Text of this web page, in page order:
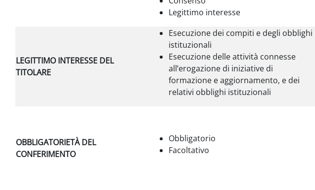
Legittimo interesse
LEGITTIMO INTERESSE DEL
TITOLARE
Esecuzione dei compiti e degli obblighi
istituzionali
Esecuzione delle attività connesse
all’erogazione di iniziative di
formazione e aggiornamento, e dei
relativi obblighi istituzionali
OBBLIGATORIETÀ DEL
CONFERIMENTO
Obbligatorio
Facoltativo